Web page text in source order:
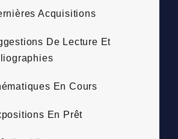
Acquisitions
De Lecture Et
En Cours
En Prêt